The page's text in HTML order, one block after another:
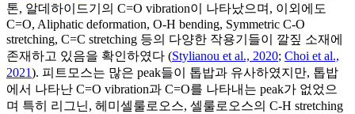
톤, 알데하이드기의 C=O vibration이 나타났으며, 이외에도
C=O, Aliphatic deformation, O-H bending, Symmetric C-O
stretching, C=C stretching 등의 다양한 작용기들이 깔짚 소재에
존재하고 있음을 확인하였다 (Stylianou et al., 2020; Choi et al.,
2021). 피트모스는 많은 peak들이 톱밥과 유사하였지만, 톱밥
에서 나타난 C=O vibration과 C=O를 나타내는 peak가 없었으
며 특히 리그닌, 헤미셀룰로오스, 셀룰로오스의 C-H stretching